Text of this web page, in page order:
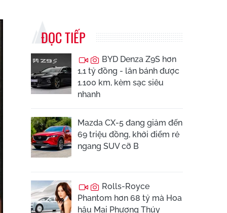
ĐỌC TIẾP
BYD Denza Z9S hơn
1,1 tỷ đồng - lăn bánh được
1.100 km, kèm sạc siêu
nhanh
Mazda CX-5 đang giảm đến
69 triệu đồng, khởi điểm rẻ
ngang SUV cỡ B
Rolls-Royce
Phantom hơn 68 tỷ mà Hoa
hậu Mai Phương Thúy